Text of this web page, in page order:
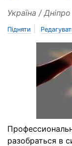
Україна / Дніпро
Підняти
разобраться в